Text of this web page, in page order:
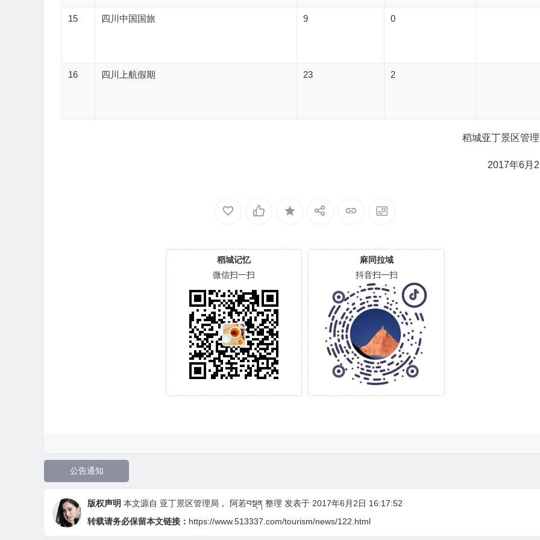
15 四川中国国旅 9 0
16 四川上航假期 23 2
稻城亚丁景区管
2017年6月
稻城记忆
微信扫一扫
麻同拉域
抖音扫一扫
公告通知
版权声明 本文源自 亚丁景区管理局， 阿若བསྡན 整理 发表于 2017年6月2日 16:17:52
转载请务必保留本文链接： https://www.513337.com/tourism/news/122.html